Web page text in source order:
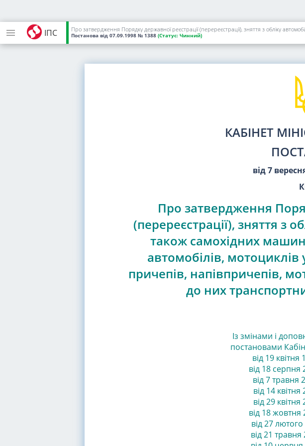
ІПС Постанова від 07.09.1998 № 1388 (Статус: Чинний)
КАБІНЕТ
від 7
Про затвердження
(перереєстрації), зняття з
також самохідних
автомобілів, мотоциклів
причепів, напівпричепів,
до них
Із змінами і
постановами
від 19
від 18 серпня
від 7 травня
від 14
від 29
від 18 жовтня
від 27
від 21